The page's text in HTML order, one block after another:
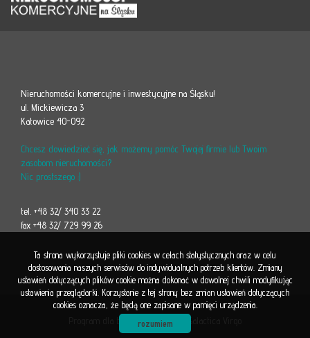
Nieruchomości komercyjne i inwestycyjne na Śląsku!
ul. Mickiewicza 3
Katowice 40-092
Chcesz dowiedzieć się, jak możemy pomóc Twojej firmie lub Twoim
zasobom nieruchomości?
Nic prostszego :)
tel. +48 32/ 340 33 22
fax +48 32/ 729 99 26
Program dla biur nieruchomości
Ta strona wykorzystuje pliki cookies w celach statystycznych oraz w celu
dostosowania naszych serwisów do indywidualnych potrzeb klientów. Zmiany
ustawień dotyczących plików cookie można dokonać w dowolnej chwili modyfikując
ustawienia przeglądarki. Korzystanie z tej strony bez zmian ustawień dotyczących
cookies oznacza, że będą one zapisane w pamięci urządzenia.
rozumiem